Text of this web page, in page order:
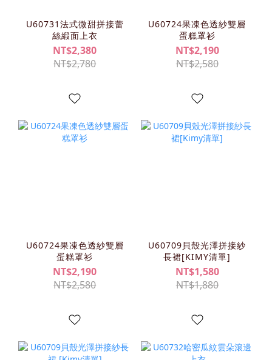
U60731法式微甜拼接蕾
絲緞面上衣
NT$2,380
NT$2,780
U60724果凍色透紗雙層
蛋糕罩衫
NT$2,190
NT$2,580
U60724果凍色透紗雙層
蛋糕罩衫
NT$2,190
NT$2,580
U60709貝殼光澤拼接紗
長裙[KIMY清單]
NT$1,580
NT$1,880